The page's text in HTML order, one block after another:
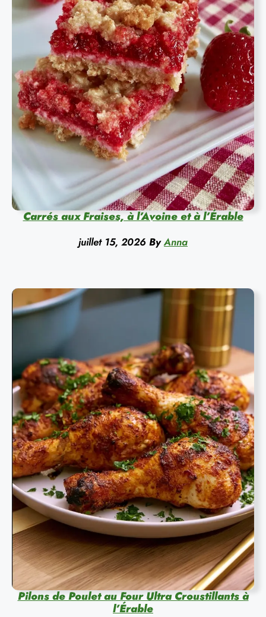
Carrés aux Fraises, à l’Avoine et à l’Érable
juillet 15, 2026 By Anna
Pilons de Poulet au Four Ultra Croustillants à
l’Érable